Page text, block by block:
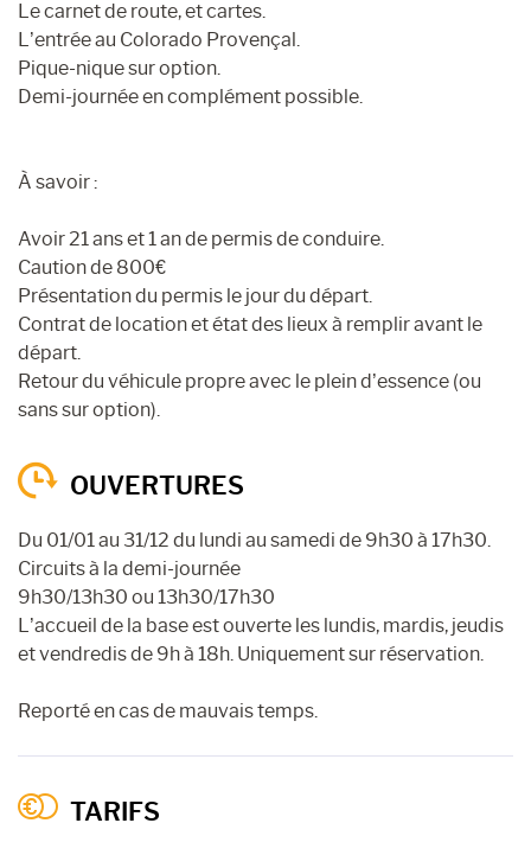
Le carnet de route, et cartes.
L’entrée au Colorado Provençal.
Pique-nique sur option.
Demi-journée en complément possible.
À savoir :
Avoir 21 ans et 1 an de permis de conduire.
Caution de 800€
Présentation du permis le jour du départ.
Contrat de location et état des lieux à remplir avant le
départ.
Retour du véhicule propre avec le plein d’essence (ou
sans sur option).
OUVERTURES
Du 01/01 au 31/12 du lundi au samedi de 9h30 à 17h30.
Circuits à la demi-journée
9h30/13h30 ou 13h30/17h30
L’accueil de la base est ouverte les lundis, mardis, jeudis
et vendredis de 9h à 18h. Uniquement sur réservation.
Reporté en cas de mauvais temps.
TARIFS